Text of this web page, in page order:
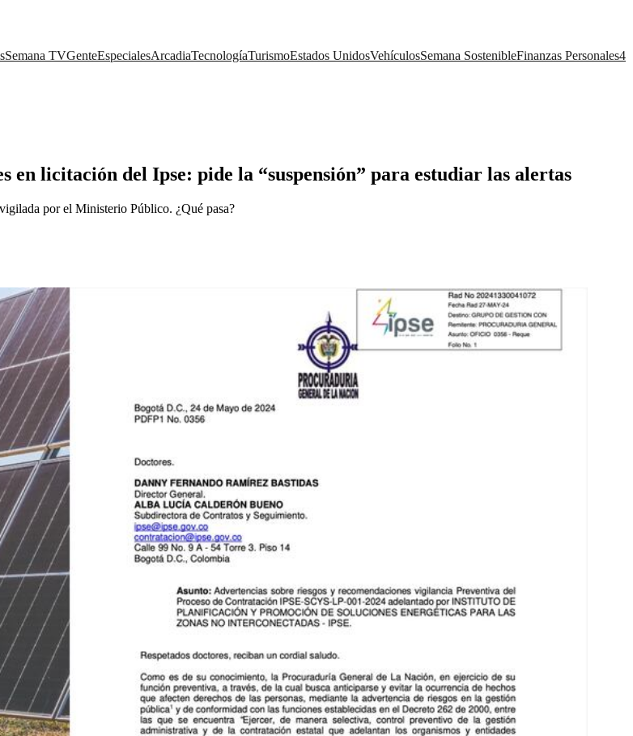
Semana TVGenteEspecialesArcadiaTecnologíaTurismoEstados UnidosVehículosSemana SostenibleFinanzas Personales4
licitación del Ipse: pide la “suspensión” para estudiar las alertas
por el Ministerio Público. ¿Qué pasa?